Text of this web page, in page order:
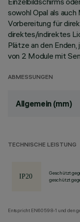
sowohl Opal als
Vorbereitung für
direktes/indirektes
Plätze an den
von 2 Module mit
ABMESSUNGEN
Allgemein (mm)
TECHNISCHE LEISTUNG
Geschützt
geschützt
Entspricht EN60598-1 und den